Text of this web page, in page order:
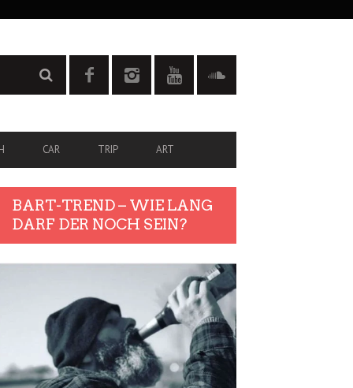
CAR TRIP ART
BART-TREND – WIE LANG
DARF DER NOCH SEIN?